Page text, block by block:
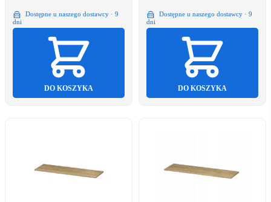
Dostępne u naszego dostawcy · 9
dni
DO KOSZYKA
Dostępne u naszego dostawcy · 9
dni
DO KOSZYKA